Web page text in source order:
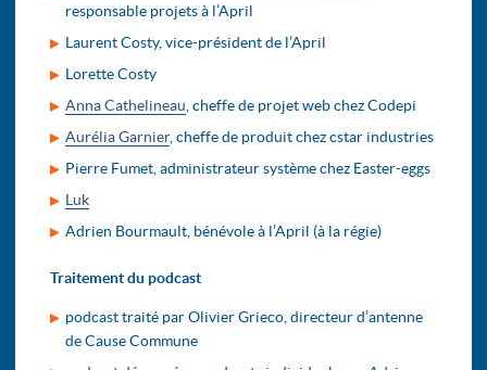
responsable projets à l’April
Laurent Costy, vice-président de l’April
Lorette Costy
Anna Cathelineau , cheffe de projet web chez Codepi
Aurélia Garnier, cheffe de produit chez cstar industries
Pierre Fumet, administrateur système chez Easter-eggs
Luk
Adrien Bourmault, bénévole à l’April (à la régie)
Traitement du podcast
podcast traité par Olivier Grieco, directeur d’antenne
de Cause Commune